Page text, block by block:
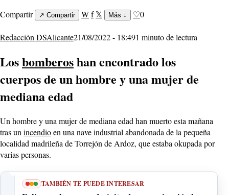
Compartir ↗ Compartir Wf 𝕏 Más ↓ ♡0
Redacción DSAlicante21/08/2022 - 18:491 minuto de lectura
Losbomberoshan encontrado los
cuerpos de un hombre y una mujer de
mediana edad
Un hombre y una mujer de mediana edad han muerto esta mañana
tras unincendioen una nave industrial abandonada de la pequeña
localidad madrileña de Torrejón de Ardoz, que estaba okupada por
varias personas.
TAMBIÉN TE PUEDE INTERESAR